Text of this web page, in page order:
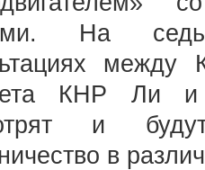
На
КНР Ли и
и
в